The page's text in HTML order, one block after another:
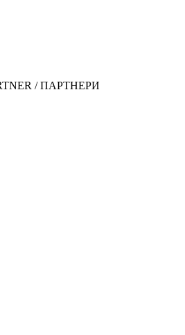
/ ПАРТНЕРИ